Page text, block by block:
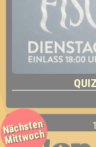
Nächsten
Mittwoch